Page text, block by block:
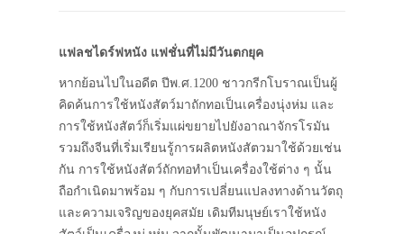
แฟลชไดร์ฟหนัง แฟชั่นที่ไม่มีวันตกยุค
หากย้อนไปในอดีต ปีพ.ศ.1200 ชาวกรีกโบราณเป็นผู้
คิดค้นการใช้หนังสัตว์มาถักทอเป็นเครื่องนุ่งห่ม และ
การใช้หนังสัตว์ก็เริ่มแผ่ขยายไปยังอาณาจักรโรมัน
รวมถึงจีนที่เริ่มเรียนรู้การผลิตหนังสัตวมาใช้ด้วยเช่น
กัน การใช้หนังสัตว์ถักทอทำเป็นเครื่องใช้ต่าง ๆ นั้น
ถือกำเนิดมาพร้อม ๆ กับการเปลี่ยนแปลงทางด้านวัตถุ
และความเจริญของยุคสมัย เดิมทีมนุษย์เราใช้หนัง